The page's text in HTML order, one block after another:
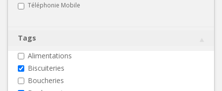
Téléphonie Mobile
Tags
Alimentations
Biscuiteries
Boucheries